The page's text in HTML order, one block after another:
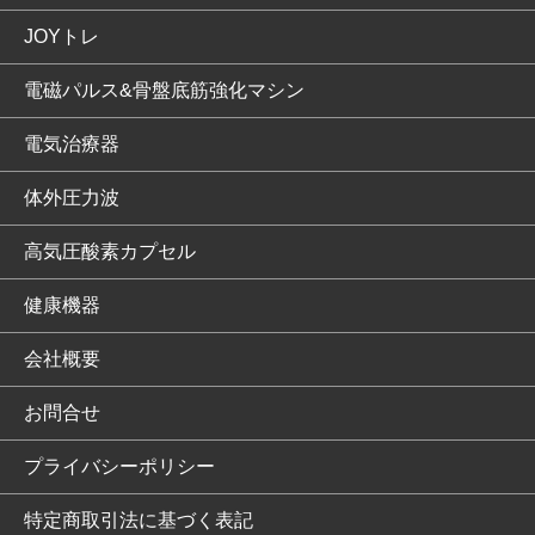
JOYトレ
電磁パルス&骨盤底筋強化マシン
電気治療器
体外圧力波
高気圧酸素カプセル
健康機器
会社概要
お問合せ
プライバシーポリシー
特定商取引法に基づく表記